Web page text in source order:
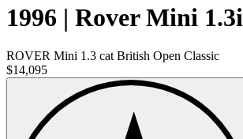
1996 | Rover Mini 1.3i
ROVER Mini 1.3 cat British Open Classic
$14,095